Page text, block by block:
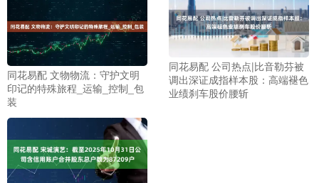
同花易配 文物物流：守护文明
印记的特殊旅程_运输_控制_包
装
同花易配 公司热点|比音勒芬被
调出深证成指样本股：高端褪色
业绩刹车股价腰斩